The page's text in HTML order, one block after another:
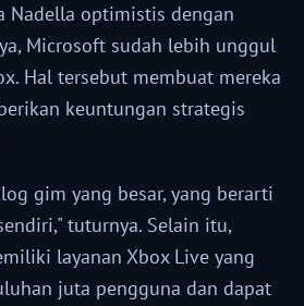
Nadella optimistis dengan
Microsoft sudah lebih unggul
Hal tersebut membuat mereka
keuntungan strategis
gim yang besar, yang berarti
tuturnya. Selain itu,
layanan Xbox Live yang
juta pengguna dan dapat